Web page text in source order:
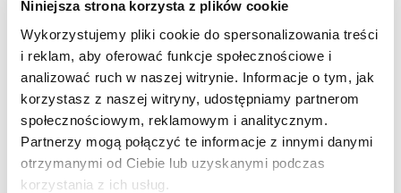
Niniejsza strona korzysta z plików cookie
Wykorzystujemy pliki cookie do spersonalizowania treści
i reklam, aby oferować funkcje społecznościowe i
analizować ruch w naszej witrynie. Informacje o tym, jak
korzystasz z naszej witryny, udostępniamy partnerom
społecznościowym, reklamowym i analitycznym.
Partnerzy mogą połączyć te informacje z innymi danymi
otrzymanymi od Ciebie lub uzyskanymi podczas
korzystania z ich usług.
Anna
Ocenił(a) produkt na
Opinia zamieszczona 20.01.2025
Zakup udany bardzo polecam.